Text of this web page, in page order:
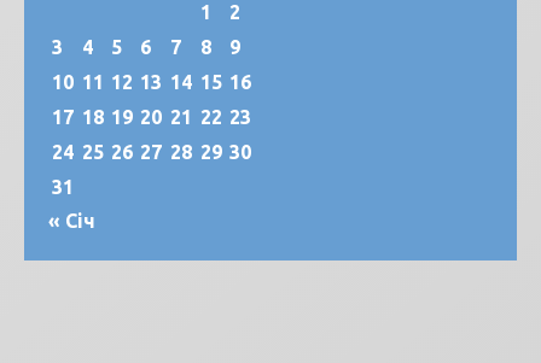
1
2
3
4 5 6 7 8
9
10 11 12 13 14 15 16
17 18 19 20 21 22 23
24 25 26 27 28 29 30
31
« Січ